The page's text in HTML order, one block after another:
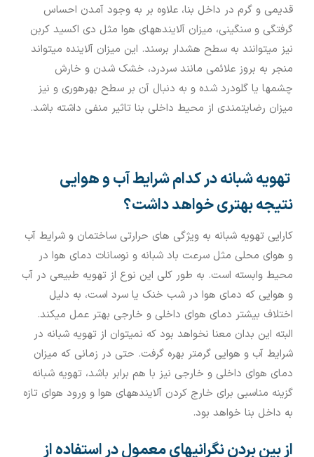
قدیمی و گرم در داخل بنا، علاوه بر به وجود آمدن احساس
گرفتگی و سنگینی، میزان آلاینده‎های هوا مثل دی اکسید کربن
نیز می‏توانند به سطح هشدار برسند. این میزان آلاینده می‏تواند
منجر به بروز علائمی مانند سردرد، خشک شدن و خارش
چشم‏ها یا گلودرد شده و به دنبال آن بر سطح بهره‏وری و نیز
میزان رضایت‏مندی از محیط داخلی بنا تاثیر منفی داشته باشد.
تهویه شبانه در کدام شرایط آب و هوایی
نتیجه بهتری خواهد داشت؟
کارایی تهویه شبانه به ویژگی‏ های حرارتی ساختمان و شرایط آب
و هوای محلی مثل سرعت باد شبانه و نوسانات دمای هوا در
محیط وابسته است. به طور کلی این نوع از تهویه طبیعی در آب
و هوایی که دمای هوا در شب خنک یا سرد است، به دلیل
اختلاف بیشتر دمای هوای داخلی و خارجی بهتر عمل می‏کند.
البته این بدان معنا نخواهد بود که نمی‏توان از تهویه شبانه در
شرایط آب و هوایی گرم‏تر بهره گرفت. حتی در زمانی که میزان
دمای هوای داخلی و خارجی نیز با هم برابر باشد، تهویه شبانه
گزینه مناسبی برای خارج کردن آلاینده‏های هوا و ورود هوای تازه
به داخل بنا خواهد بود.
از بین بردن نگرانی‏های معمول در استفاده از